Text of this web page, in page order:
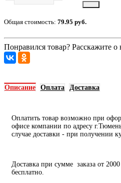
Общая стоимость: 79.95 руб.
Понравился товар? Расскажите о
Описание Оплата Доставка
Оплатить товар возможно при
офисе компании по адресу
случае доставки - при получении
Доставка при сумме заказа от
бесплатно.